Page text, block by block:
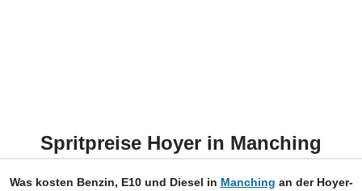
Spritpreise Hoyer in Manching
Was kosten Benzin, E10 und Diesel in Manching an der Hoyer-